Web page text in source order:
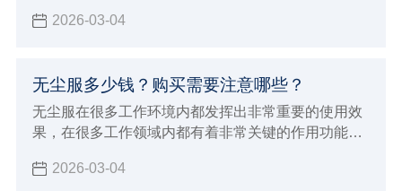
出灰尘，而且能够达到很好的防静电效果，所以对于
2026-03-04
无尘服多少钱？购买需要注意哪些？
无尘服在很多工作环境内都发挥出非常重要的使用效
果，在很多工作领域内都有着非常关键的作用功能，
2026-03-04